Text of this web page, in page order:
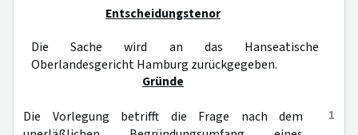
Entscheidungstenor
Die Sache wird an das Hanseatische
Oberlandesgericht Hamburg zurückgegeben.
Gründe
1
Die Vorlegung betrifft die Frage nach dem